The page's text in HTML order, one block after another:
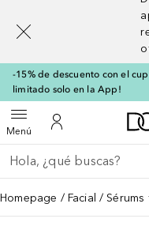
-15% de descuento con el
limitado solo en la App!
MenúAbrir menúMi cuenta
Regresar
Ejecutar búsqueda
Homepage Facial Sérums